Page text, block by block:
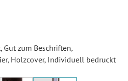
, Gut zum Beschriften,
, Holzcover, Individuell bedruckt